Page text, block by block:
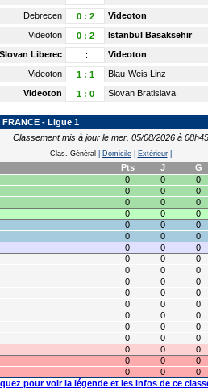
Debrecen 0: 2 Videoton
Videoton 0: 2 Istanbul Basaksehir
Slovan Liberec : Videoton
Videoton 1: 1 Blau-Weis Linz
Videoton 1: 0 Slovan Bratislava
FRANCE - Ligue 1
Classement mis à jour le mer. 05/08/2026 à 08h45
Clas. Général Domicile| Extérieur|
Pts J G
0 0 0
0 0 0
0 0 0
0 0 0
0 0 0
0 0 0
0 0 0
0 0 0
0 0 0
0 0 0
0 0 0
0 0 0
0 0 0
0 0 0
0 0 0
0 0 0
0 0 0
0 0 0
pour voir la légende et les infos de ce